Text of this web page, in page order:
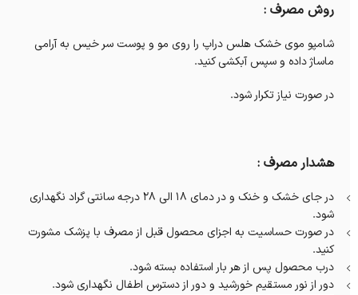
روش مصرف :
شامپو موی خشک هلس دراپ را روی مو و پوست سر خیس به آرامی
ماساژ داده و سپس آبکشی کنید.
در صورت نیاز تکرار شود.
هشدار مصرف :
در جای خشک و خنک و در دمای ۱۸ الی ۲۸ درجه سانتی گراد نگهداری
شود.
در صورت حساسیت به اجزای محصول قبل از مصرف با پزشک مشورت
کنید.
درب محصول پس از هر بار استفاده بسته شود.
دور از نور مستقیم خورشید و دور از دسترس اطفال نگهداری شود.